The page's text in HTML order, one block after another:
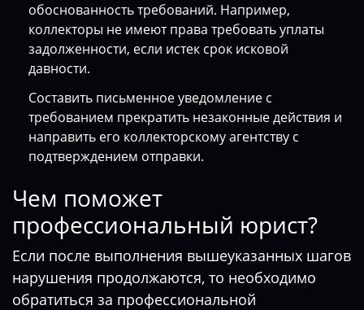
обоснованность требований. Например,
коллекторы не имеют права требовать уплаты
задолженности, если истек срок исковой
давности.
Составить письменное уведомление с
требованием прекратить незаконные действия и
направить его коллекторскому агентству с
подтверждением отправки.
Чем поможет
профессиональный юрист?
Если после выполнения вышеуказанных шагов
нарушения продолжаются, то необходимо
обратиться за профессиональной